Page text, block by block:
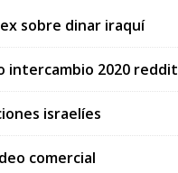
sobre dinar iraquí
intercambio 2020 reddit
israelíes
comercial